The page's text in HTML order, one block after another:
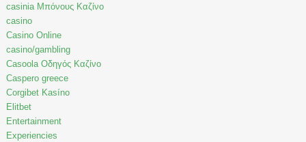
casinia Μπόνους Καζίνο
casino
Casino Online
casino/gambling
Casoola Οδηγός Καζίνο
Caspero greece
Corgibet Kasíno
Elitbet
Entertainment
Experiencies